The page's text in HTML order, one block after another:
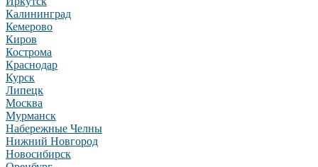
Калининград
Кемерово
Киров
Кострома
Краснодар
Курск
Липецк
Москва
Мурманск
Набережные Челны
Нижний Новгород
Новосибирск